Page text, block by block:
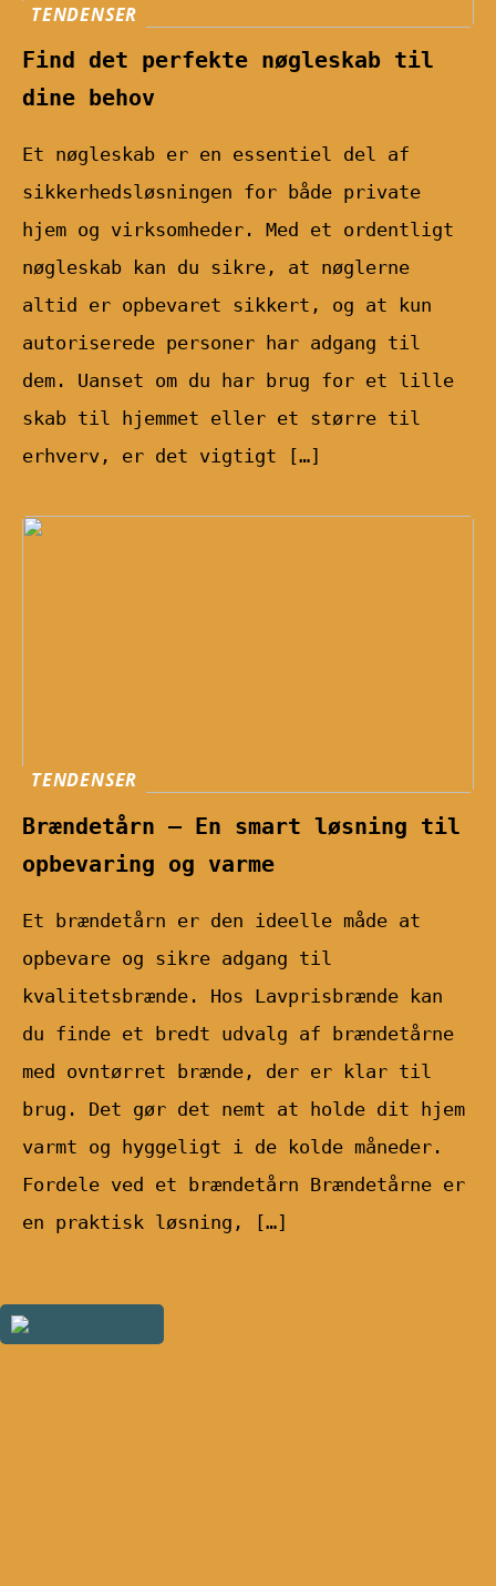
TENDENSER
Find det perfekte nøgleskab til
dine behov
Et nøgleskab er en essentiel del af
sikkerhedsløsningen for både private
hjem og virksomheder. Med et ordentligt
nøgleskab kan du sikre, at nøglerne
altid er opbevaret sikkert, og at kun
autoriserede personer har adgang til
dem. Uanset om du har brug for et lille
skab til hjemmet eller et større til
erhverv, er det vigtigt […]
TENDENSER
Brændetårn – En smart løsning til
opbevaring og varme
Et brændetårn er den ideelle måde at
opbevare og sikre adgang til
kvalitetsbrænde. Hos Lavprisbrænde kan
du finde et bredt udvalg af brændetårne
med ovntørret brænde, der er klar til
brug. Det gør det nemt at holde dit hjem
varmt og hyggeligt i de kolde måneder.
Fordele ved et brændetårn Brændetårne er
en praktisk løsning, […]